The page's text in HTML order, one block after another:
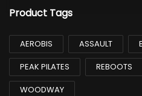
Product Tags
AEROBIS ASSAULT
PEAK PILATES
REBOOTS
WOODWAY